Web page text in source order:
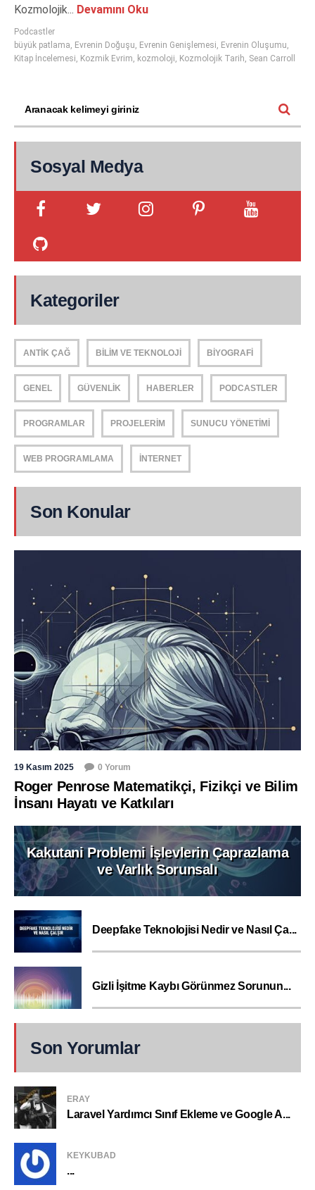
Kozmolojik... Devamını Oku
Podcastler
büyük patlama, Evrenin Doğuşu, Evrenin Genişlemesi, Evrenin Oluşumu,
Kitap İncelemesi, Kozmik Evrim, kozmoloji, Kozmolojik Tarih, Sean Carroll
Sosyal Medya
Kategoriler
ANTIK ÇAĞ BILIM VE TEKNOLOJI BIYOGRAFI
GENEL GÜVENLIK HABERLER PODCASTLER
PROGRAMLAR PROJELERIM SUNUCU YÖNETIMI
WEB PROGRAMLAMA İNTERNET
Son Konular
19 Kasım 2025 0 Yorum
Roger Penrose Matematikçi, Fizikçi ve Bilim
İnsanı Hayatı ve Katkıları
Kakutani Problemi İşlevlerin Çaprazlama
ve Varlık Sorunsalı
Deepfake Teknolojisi Nedir ve Nasıl Ça...
Gizli İşitme Kaybı Görünmez Sorunun...
Son Yorumlar
ERAY
Laravel Yardımcı Sınıf Ekleme ve Google A...
KEYKUBAD
...